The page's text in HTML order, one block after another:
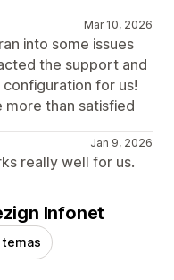
Mar 10, 2026
into some issues
the support and
for us!
than satisfied
Jan 9, 2026
really well for us.
Infonet